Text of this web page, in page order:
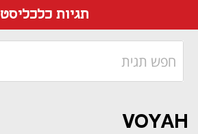
תגיות כלכליסט
VOYAH